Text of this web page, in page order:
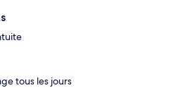
tous les jours